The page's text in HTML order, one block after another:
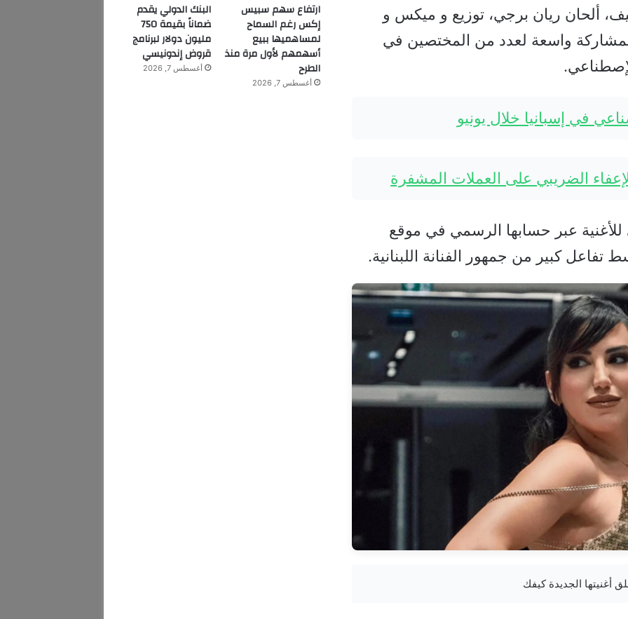
ألحان ريان برجي، توزيع و ميكس و
واسعة لعدد من المختصين في
في إسبانيا خلال يونيو
الضريبي على العملات المشفرة
عبر حسابها الرسمي في موقع
تفاعل كبير من جمهور الفنانة اللبنانية.
ارتفاع سهم سبيس
إكس رغم السماح
لمساهميها ببيع
أسهمهم لأول مرة منذ
الطرح
أغسطس 7, 2026
البنك الدولي يقدم
ضماناً بقيمة 750
مليون دولار لبرنامج
قروض إندونيسي
أغسطس 7, 2026